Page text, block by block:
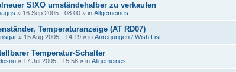
SIXO umständehalber zu verkaufen
» 16 Sep 2005 - 08:00 » in Allgemeines
Temperaturanzeige (AT RD07)
» 15 Aug 2005 - 14:19 » in Anregungen / Wish List
Temperatur-Schalter
» 17 Jul 2005 - 15:58 » in Allgemeines